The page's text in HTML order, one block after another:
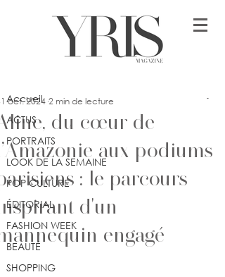
Accueil
ACTUS
PORTRAITS
LOOK DE LA SEMAINE
POP CULTURE
ÉDITORIAL
FASHION WEEK
BEAUTÉ
SHOPPING
du cœur de
aux podiums
: le parcours
d'un
engagé
oct. 2024 2 min de lecture